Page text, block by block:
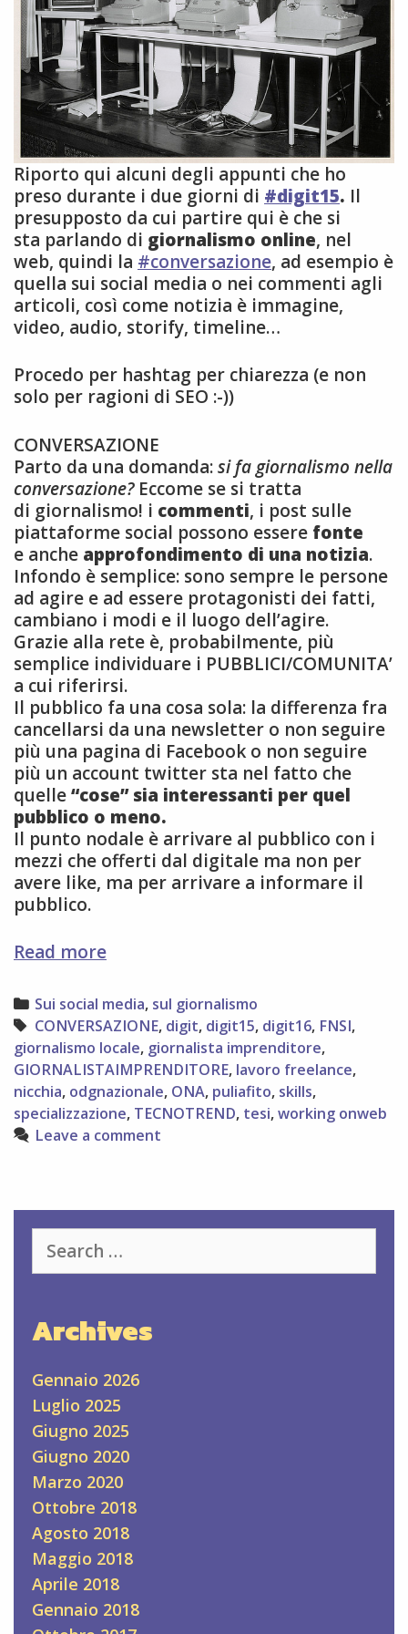
Riporto qui alcuni degli appunti che ho
preso durante i due giorni di #digit15. Il
presupposto da cui partire qui è che si
sta parlando di giornalismo online, nel
web, quindi la #conversazione, ad esempio è
quella sui social media o nei commenti agli
articoli, così come notizia è immagine,
video, audio, storify, timeline…
Procedo per hashtag per chiarezza (e non
solo per ragioni di SEO :-))
CONVERSAZIONE
Parto da una domanda:si fa giornalismo nella
conversazione?Eccome se si tratta
di giornalismo! i commenti, i post sulle
piattaforme social possono essere fonte
e anche approfondimento di una notizia.
Infondo è semplice: sono sempre le persone
ad agire e ad essere protagonisti dei fatti,
cambiano i modi e il luogo dell’agire.
Grazie alla rete è, probabilmente, più
semplice individuare i PUBBLICI/COMUNITA’
a cui riferirsi.
Il pubblico fa una cosa sola: la differenza fra
cancellarsi da una newsletter o non seguire
più una pagina di Facebook o non seguire
più un account twitter sta nel fatto che
quelle“cose” sia interessanti per quel
pubblico o meno.
Il punto nodale è arrivare al pubblico con i
mezzi che offerti dal digitale ma non per
avere like, ma per arrivare a informare il
pubblico.
Read moredigitale
cultura,
riflessioni
post-
digit15
Categories
Sui social media, sul giornalismo
Tags
CONVERSAZIONE, digit, digit15, digit16, FNSI,
giornalismo locale, giornalista imprenditore,
GIORNALISTAIMPRENDITORE, lavoro freelance,
nicchia, odgnazionale, ONA, puliafito, skills,
specializzazione, TECNOTREND, tesi,working onweb
Leave a comment
for:
Archives
Gennaio 2026
Luglio 2025
Giugno 2025
Giugno 2020
Marzo 2020
Ottobre 2018
Agosto 2018
Maggio 2018
Aprile 2018
Gennaio 2018